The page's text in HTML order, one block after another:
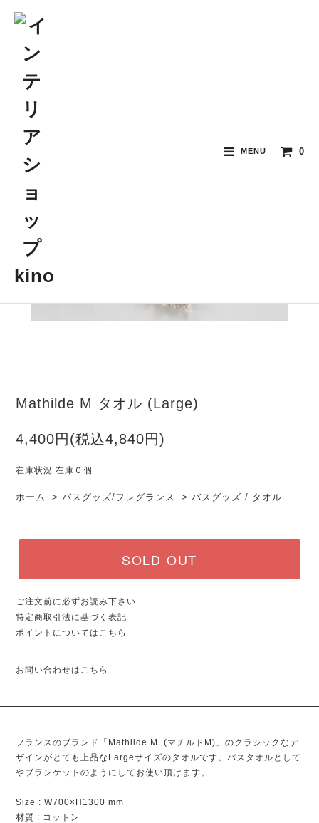
MENU 0
Mathilde M タオル (Large)
4,400円(税込4,840円)
在庫状況 在庫０個
ホーム >バスグッズ/フレグランス >バスグッズ / タオル
SOLD OUT
ご注文前に必ずお読み下さい
特定商取引法に基づく表記
ポイントについてはこちら
お問い合わせはこちら
フランスのブランド「Mathilde M. (マチルドM)」のクラシックなデ
ザインがとても上品なLargeサイズのタオルです。バスタオルとして
やブランケットのようにしてお使い頂けます。
Size : W700×H1300 mm
材質 : コットン